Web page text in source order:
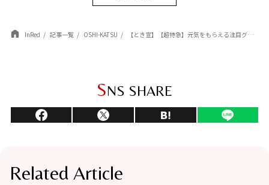
InRed 記事一覧 OSHI-KATSU 【とき宣】【超特急】元気をもらえる注目グループの最新作
SNS SHARE
Related Article